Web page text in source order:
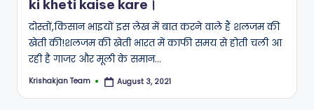
ki kheti kaise kare।
दोस्तों,किसान भाइयों इस लेख में बात करने वाले हैं शलजम की‌
खेती की!शलजम की खेती भारत में काफी समय से होती चली आ
रही है गाजर और मूली के समान…
Posted
Krishakjan Team August 3, 2021